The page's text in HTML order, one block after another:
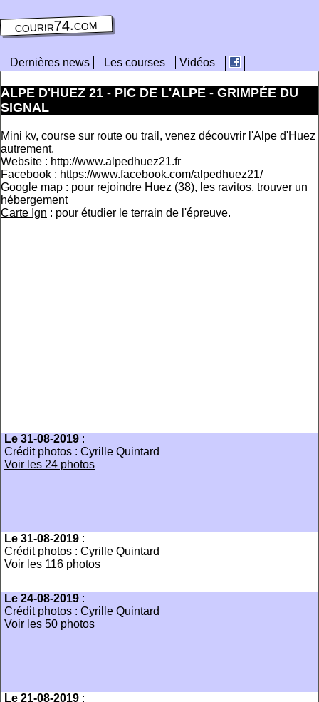
courir74.com
Dernières news Les courses Vidéos
ALPE D'HUEZ 21 - PIC DE L'ALPE - GRIMPÉE DU
SIGNAL
Mini kv, course sur route ou trail, venez découvrir l'Alpe d'Huez
autrement.
Website : http://www.alpedhuez21.fr
Facebook : https://www.facebook.com/alpedhuez21/
Google map : pour rejoindre Huez (38), les ravitos, trouver un
hébergement
Carte Ign : pour étudier le terrain de l'épreuve.
Le 31-08-2019 :
Crédit photos : Cyrille Quintard
Voir les 24 photos
Le 31-08-2019 :
Crédit photos : Cyrille Quintard
Voir les 116 photos
Le 24-08-2019 :
Crédit photos : Cyrille Quintard
Voir les 50 photos
Le 21-08-2019 :